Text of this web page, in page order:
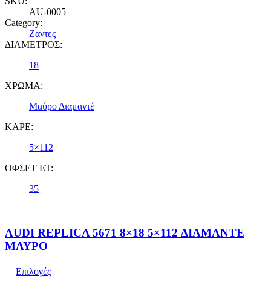
AU-0005
Category:
Ζαντες
ΔΙΑΜΕΤΡΟΣ:
18
ΧΡΩΜΑ:
Μαύρο Διαμαντέ
ΚΑΡΕ:
5×112
ΟΦΣΕΤ ET:
35
AUDI REPLICA 5671 8×18 5×112 ΔΙΑΜΑΝΤΕ
ΜΑΥΡΟ
Επιλογές